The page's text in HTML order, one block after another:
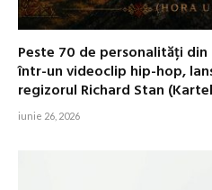
Peste 70 de personalități
într-un videoclip hip-hop,
regizorul Richard Stan
iunie 26, 2026